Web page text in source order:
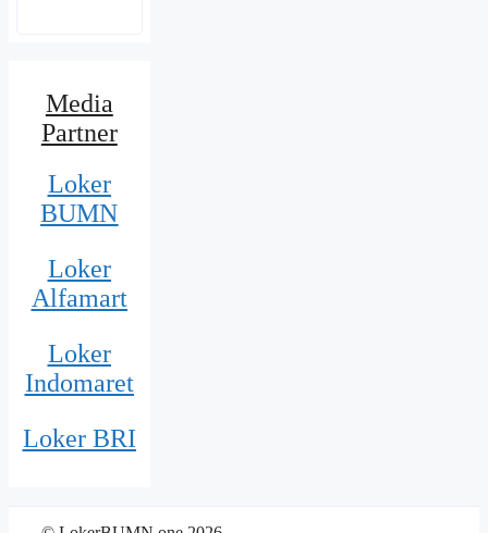
Media
Partner
Loker
BUMN
Loker
Alfamart
Loker
Indomaret
Loker BRI